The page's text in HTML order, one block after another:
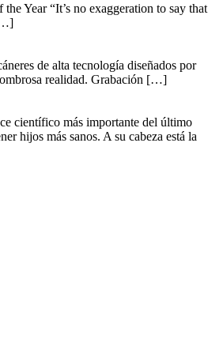
Year “It’s no exaggeration to say that
de alta tecnología diseñados por
realidad. Grabación […]
científico más importante del último
hijos más sanos. A su cabeza está la